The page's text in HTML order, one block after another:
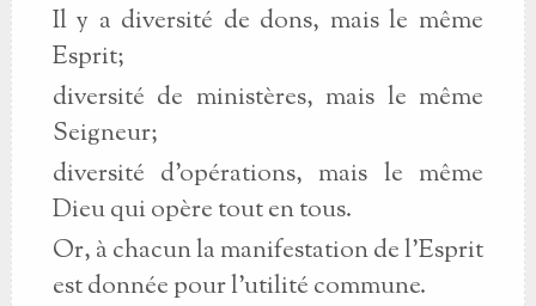
Il y a diversité de dons, mais le même
Esprit;
diversité de ministères, mais le même
Seigneur;
diversité d'opérations, mais le même
Dieu qui opère tout en tous.
Or, à chacun la manifestation de l'Esprit
est donnée pour l'utilité commune.